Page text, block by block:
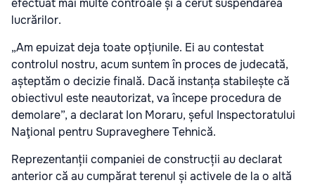
efectuat mai multe controale și a cerut suspendarea
lucrărilor.
„Am epuizat deja toate opțiunile. Ei au contestat
controlul nostru, acum suntem în proces de judecată,
așteptăm o decizie finală. Dacă instanța stabilește că
obiectivul este neautorizat, va începe procedura de
demolare”, a declarat Ion Moraru, șeful Inspectoratului
Naţional pentru Supraveghere Tehnică.
Reprezentanții companiei de construcții au declarat
anterior că au cumpărat terenul și activele de la o altă